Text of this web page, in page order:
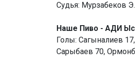
Судья: Мурзабеков Э.
Наше Пиво - АДИ
Голы: Сагыналиев
Сарыбаев 70,